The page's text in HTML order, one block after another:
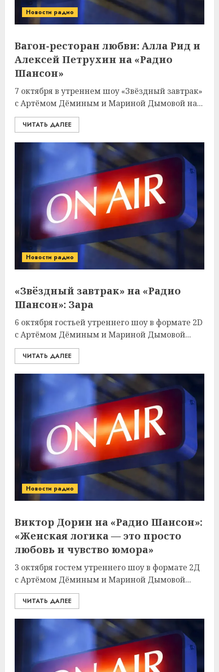
Новости радио
Вагон-ресторан любви: Алла Рид и
Алексей Петрухин на «Радио
Шансон»
7 октября в утреннем шоу «Звёздный завтрак»
с Артёмом Дёминым и Мариной Дымовой на...
ЧИТАТЬ ДАЛЕЕ
Новости радио
«Звёздный завтрак» на «Радио
Шансон»: Зара
6 октября гостьей утреннего шоу в формате 2D
с Артёмом Дёминым и Мариной Дымовой...
ЧИТАТЬ ДАЛЕЕ
Новости радио
Виктор Дорин на «Радио Шансон»:
«Женская логика — это просто
любовь и чувство юмора»
3 октября гостем утреннего шоу в формате 2Д
с Артёмом Дёминым и Мариной Дымовой...
ЧИТАТЬ ДАЛЕЕ